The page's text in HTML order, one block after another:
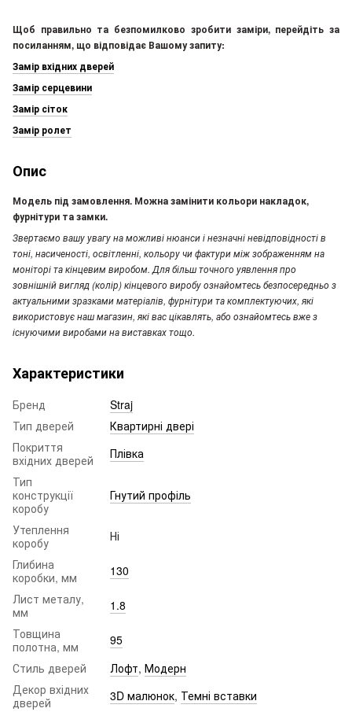
Щоб правильно та безпомилково зробити заміри, перейдіть за
посиланням, що відповідає Вашому запиту:
Замір вхідних дверей
Замір серцевини
Замір сіток
Замір ролет
Опис
Модель під замовлення. Можна замінити кольори накладок,
фурнітури та замки.
Звертаємо вашу увагу на можливі нюанси і незначні невідповідності в
тоні, насиченості, освітленні, кольору чи фактури між зображенням на
моніторі та кінцевим виробом. Для більш точного уявлення про
зовнішній вигляд (колір) кінцевого виробу ознайомтесь безпосередньо з
актуальними зразками матеріалів, фурнітури та комплектуючих, які
використовує наш магазин, які вас цікавлять, або ознайомтесь вже з
існуючими виробами на виставках тощо.
Характеристики
Бренд
Straj
Тип дверей
Квартирні двері
Покриття
вхідних дверей
Плівка
Тип
конструкції
коробу
Гнутий профіль
Утеплення
коробу
Ні
Глибина
коробки, мм
130
Лист металу,
мм
1.8
Товщина
полотна, мм
95
Стиль дверей
Лофт, Модерн
Декор вхідних
дверей
3D малюнок, Темні вставки